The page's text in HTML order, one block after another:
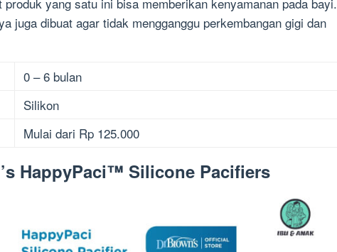
juga dibuat agar tidak mengganggu perkembangan gigi dan
0 – 6 bulan
Silikon
Mulai dari Rp 125.000
HappyPaci™ Silicone Pacifiers